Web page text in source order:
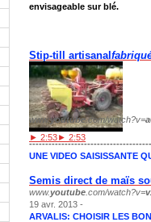
envisageable sur blé.
Stip-till artisanal
► 2:53► 2:53
www.youtube.com/watch?v=
UNE VIDEO SAISISSANTE
Semis direct de maïs
www.youtube .com/watch?v=
19 avr. 2013 -
ARVALIS: CHOISIR LES